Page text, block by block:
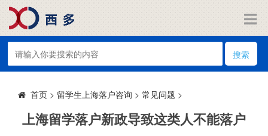
搜索
首页 > 留学生上海落户咨询 > 常见问题 >
上海留学落户新政导致这类人不能落户